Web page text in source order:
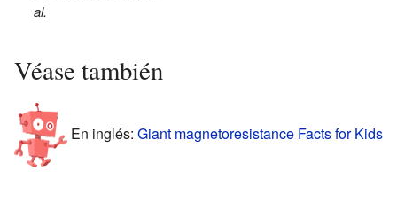
al.
Véase también
En inglés: Giant magnetoresistance Facts for Kids